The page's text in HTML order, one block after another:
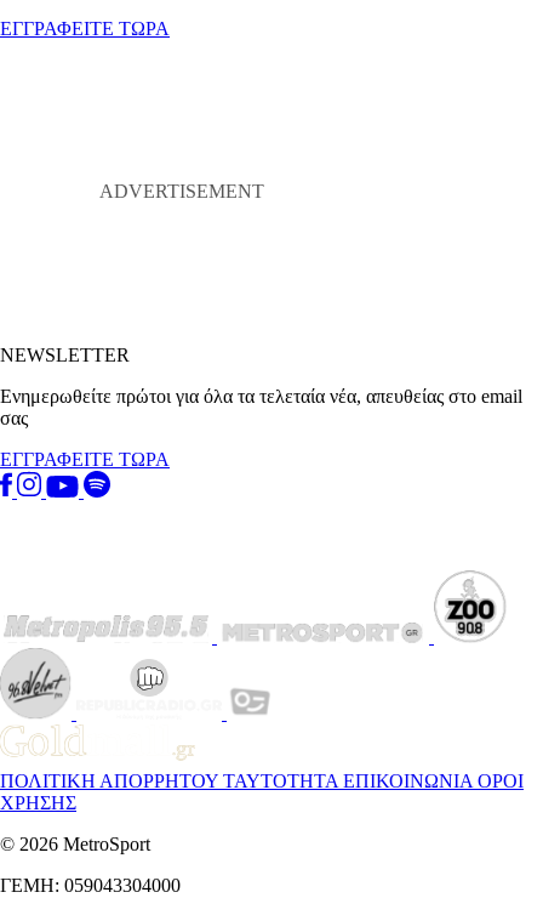
ΕΓΓΡΑΦΕΙΤΕ ΤΩΡΑ
NEWSLETTER
Ενημερωθείτε πρώτοι για όλα τα τελεταία νέα, απευθείας στο email
σας
ΕΓΓΡΑΦΕΙΤΕ ΤΩΡΑ
ΠΟΛΙΤΙΚΗ ΑΠΟΡΡΗΤΟΥ ΤΑΥΤΟΤΗΤΑ ΕΠΙΚΟΙΝΩΝΙΑ ΟΡΟΙ
ΧΡΗΣΗΣ
© 2026 MetroSport
ΓΕΜΗ: 059043304000